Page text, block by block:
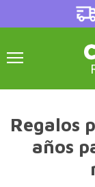
Regalos
años